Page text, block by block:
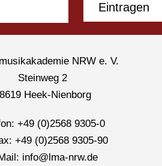
Eintragen
NRW e. V.
Steinweg 2
Heek-Nienborg
+49 (0)2568 9305-0
+49 (0)2568 9305-90
info@lma-nrw.de